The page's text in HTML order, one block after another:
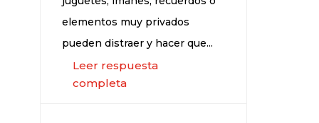
elementos muy privados
pueden distraer y hacer que...
Leer respuesta
completa